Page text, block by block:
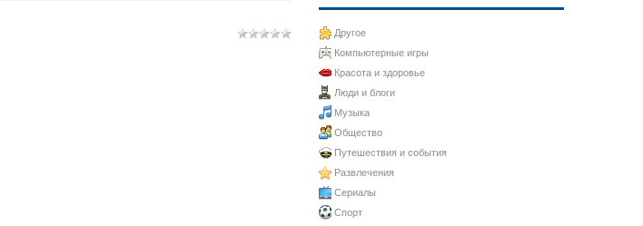
Другое
Компьютерные игры
Красота и здоровье
Люди и блоги
Музыка
Общество
Путешествия и события
Развлечения
Сериалы
Спорт